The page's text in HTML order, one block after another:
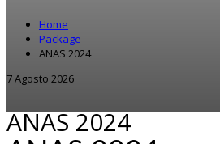
Home
Package
ANAS 2024
7 Agosto 2026
ANAS 2024